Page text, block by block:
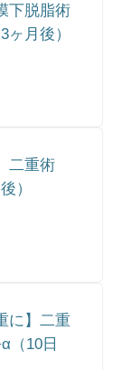
下脱脂術
月後）
二重術
）
に】二重
（10日